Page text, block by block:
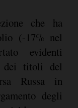
che ha
(-17% nel
evidenti
dei titoli del
Russa in
degli